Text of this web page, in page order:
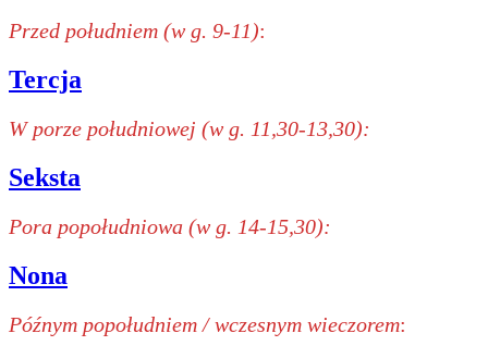
Przed południem (w g. 9-11):
Tercja
W porze południowej (w g. 11,30-13,30):
Seksta
Pora popołudniowa (w g. 14-15,30):
Nona
Późnym popołudniem / wczesnym wieczorem: